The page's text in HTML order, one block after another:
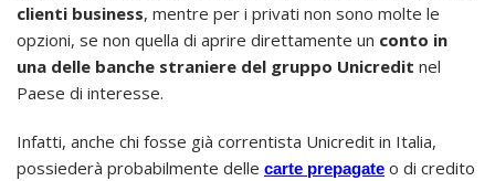
clienti business, mentre per i privati non sono molte le
opzioni, se non quella di aprire direttamente un conto in
una delle banche straniere del gruppo Unicredit nel
Paese di interesse.
Infatti, anche chi fosse già correntista Unicredit in Italia,
possiederà probabilmente delle carte prepagate o di credito